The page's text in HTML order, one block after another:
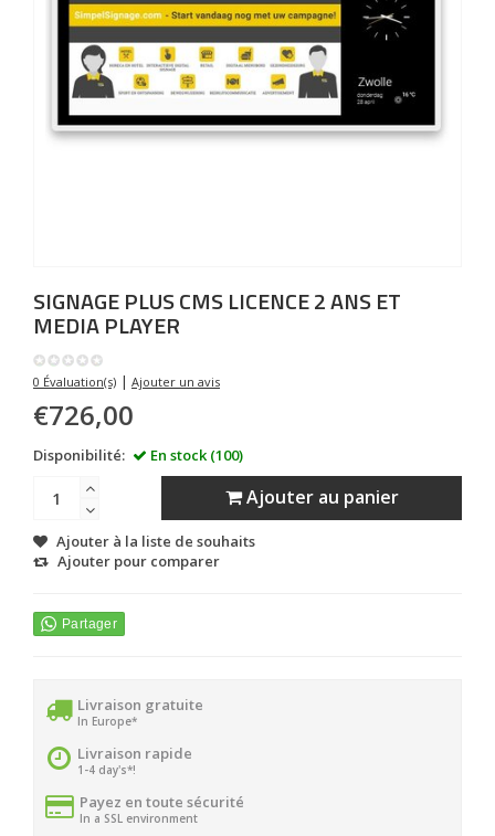
SIGNAGE PLUS CMS LICENCE 2 ANS ET
MEDIA PLAYER
0 Évaluation(s) | Ajouter un avis
€726,00
Disponibilité: En stock (100)
Ajouter au panier
Ajouter à la liste de souhaits
Ajouter pour comparer
Livraison gratuite
In Europe*
Livraison rapide
1-4 day's*!
Payez en toute sécurité
In a SSL environment